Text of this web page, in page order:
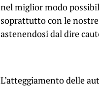
nel miglior modo
soprattutto con le nostre
astenendosi dal dire
L’atteggiamento delle